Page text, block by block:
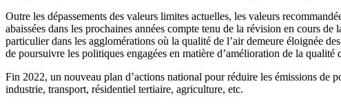
Outre les dépassements des valeurs limites actuelles, les valeurs
abaissées dans les prochaines années compte tenu de la révision en cours de
particulier dans les agglomérations où la qualité de l’air demeure éloignée
de poursuivre les politiques engagées en matière d’amélioration de la qualité
Fin 2022, un nouveau plan d’actions national pour réduire les émissions de
industrie, transport, résidentiel tertiaire, agriculture, etc.